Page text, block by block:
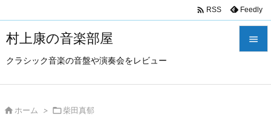
村上康の音楽部屋
クラシック音楽の音盤や演奏会をレビュー

 RSS Feedly
 ホーム > 柴田真郁